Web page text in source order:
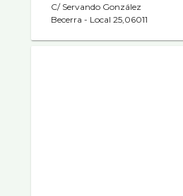
C/ Servando González
Becerra - Local 25,06011